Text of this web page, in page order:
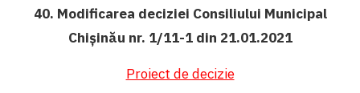
40. Modificarea deciziei Consiliului Municipal
Chișinău nr. 1/11-1 din 21.01.2021
Proiect de decizie